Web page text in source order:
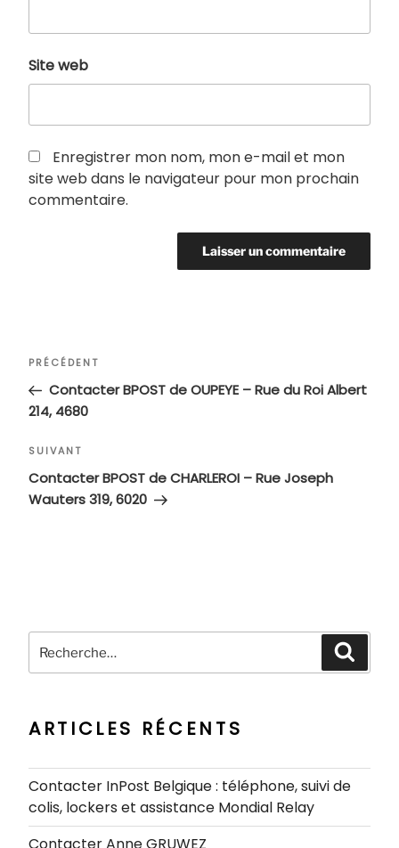
Site web
Enregistrer mon nom, mon e-mail et mon
site web dans le navigateur pour mon prochain
commentaire.
Navigation
l’article
Article
précédent
PRÉCÉDENT
Contacter BPOST de OUPEYE – Rue du Roi Albert
214, 4680
Article
suivant
SUIVANT
Contacter BPOST de CHARLEROI – Rue Joseph
Wauters 319, 6020
pour
ARTICLES RÉCENTS
Contacter InPost Belgique : téléphone, suivi de
colis, lockers et assistance Mondial Relay